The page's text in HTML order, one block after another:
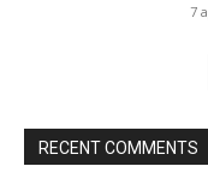
7
RECENT COMMENTS